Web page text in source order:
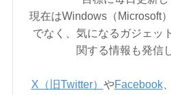
現在はWindows（Microsoft
でなく、気になるガジェッ
関する情報も発信
X（旧Twitter） やFacebook、